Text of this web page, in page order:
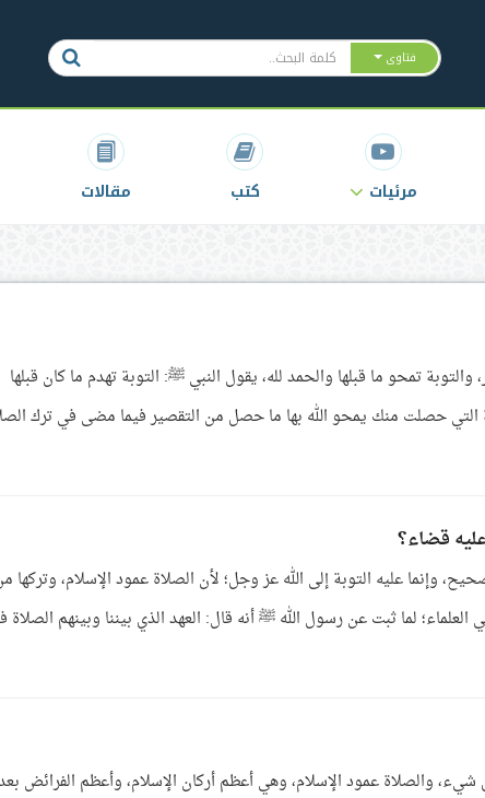
فتاوى
مرئيات كتب مقالات
تمحو ما قبلها والحمد لله، يقول النبي ﷺ: التوبة تهدم ما كان قبلها
التي حصلت منك يمحو الله بها ما حصل من التقصير فيما مضى في ترك
قضاء؟
وإنما عليه التوبة إلى الله عز وجل؛ لأن الصلاة عمود الإسلام، وتركها
لما ثبت عن رسول الله ﷺ أنه قال: العهد الذي بيننا وبينهم الصلاة
والصلاة عمود الإسلام، وهي أعظم أركان الإسلام، وأعظم الفرائض